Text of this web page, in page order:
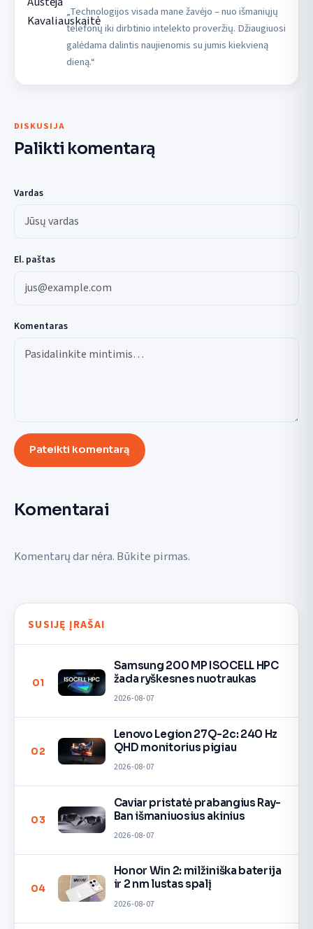
„Technologijos visada mane žavėjo – nuo išmaniųjų
telefonų iki dirbtinio intelekto proveržių. Džiaugiuosi
galėdama dalintis naujienomis su jumis kiekvieną
dieną.“
DISKUSIJA
Palikti komentarą
Vardas
El. paštas
Komentaras
Pateikti komentarą
Komentarai
Komentarų dar nėra. Būkite pirmas.
SUSIJĘ ĮRAŠAI
01
Samsung 200 MP ISOCELL HPC
žada ryškesnes nuotraukas
2026-08-07
02
Lenovo Legion 27Q-2c: 240 Hz
QHD monitorius pigiau
2026-08-07
03
Caviar pristatė prabangius Ray-
Ban išmaniuosius akinius
2026-08-07
04
Honor Win 2: milžiniška baterija
ir 2 nm lustas spalį
2026-08-07